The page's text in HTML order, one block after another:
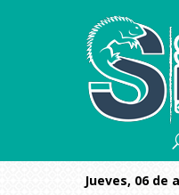
jueves, 06 de